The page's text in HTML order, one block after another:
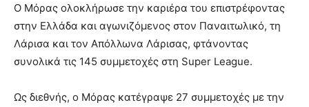
Ο Μόρας ολοκλήρωσε την καριέρα του επιστρέφοντας
στην Ελλάδα και αγωνιζόμενος στον Παναιτωλικό, τη
Λάρισα και τον Απόλλωνα Λάρισας, φτάνοντας
συνολικά τις 145 συμμετοχές στη Super League.
Ως διεθνής, ο Μόρας κατέγραψε 27 συμμετοχές με την